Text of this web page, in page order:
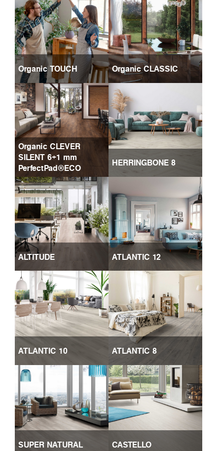
Organic TOUCH Organic CLASSIC
Organic CLEVER
SILENT 6+1 mm
PerfectPad®ECO
HERRINGBONE 8
ALTITUDE ATLANTIC 12
ATLANTIC 10 ATLANTIC 8
SUPER NATURAL CASTELLO